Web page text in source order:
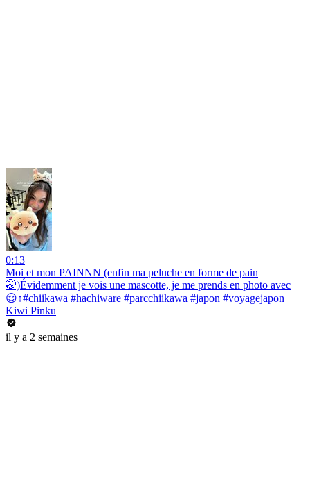
0:13
Moi et mon PAINNN (enfin ma peluche en forme de pain
🤭)Évidemment je vois une mascotte, je me prends en photo avec
😌↕️#chiikawa #hachiware #parcchiikawa #japon #voyagejapon
Kiwi Pinku
il y a 2 semaines